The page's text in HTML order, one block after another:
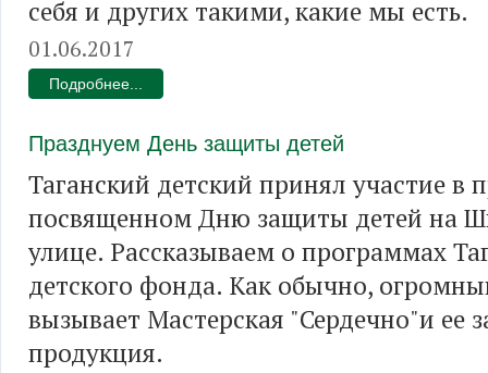
себя и других такими, какие мы есть.
01.06.2017
Подробнее...
Празднуем День защиты детей
Таганский детский принял участие в
посвященном Дню защиты детей на
улице. Рассказываем о программах
детского фонда. Как обычно,
вызывает Мастерская "Сердечно"и ее
продукция.